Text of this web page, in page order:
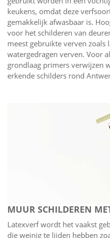
keukens, omdat deze
gemakkelijk afwasbaar is.
voor het schilderen van
meest gebruikte verven zoals
watergedragen verven. Voor
grondlaag primers verwijzen
erkende schilders rond
MUUR SCHILDEREN
Latexverf wordt het vaakst
die weinig te lijden hebben